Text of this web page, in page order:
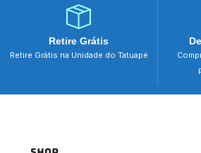
Retire Grátis
Retire Grátis na Unidade do Tatuapé